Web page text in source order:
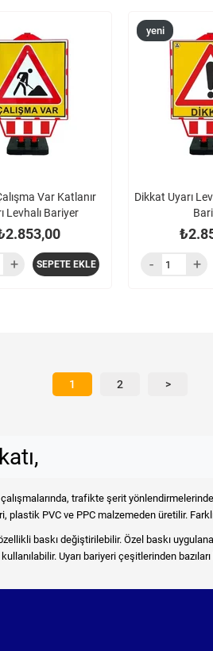
Var Katlanır
Levhalı Bariyer
SEPETE EKLE
Dikkat Uyarı
yeni
1 2 >
çalışmalarında, trafikte şerit
plastik PVC ve PPC malzemeden üretilir.
baskı değiştirilebilir. Özel baskı
Uyarı bariyeri çeşitlerinden